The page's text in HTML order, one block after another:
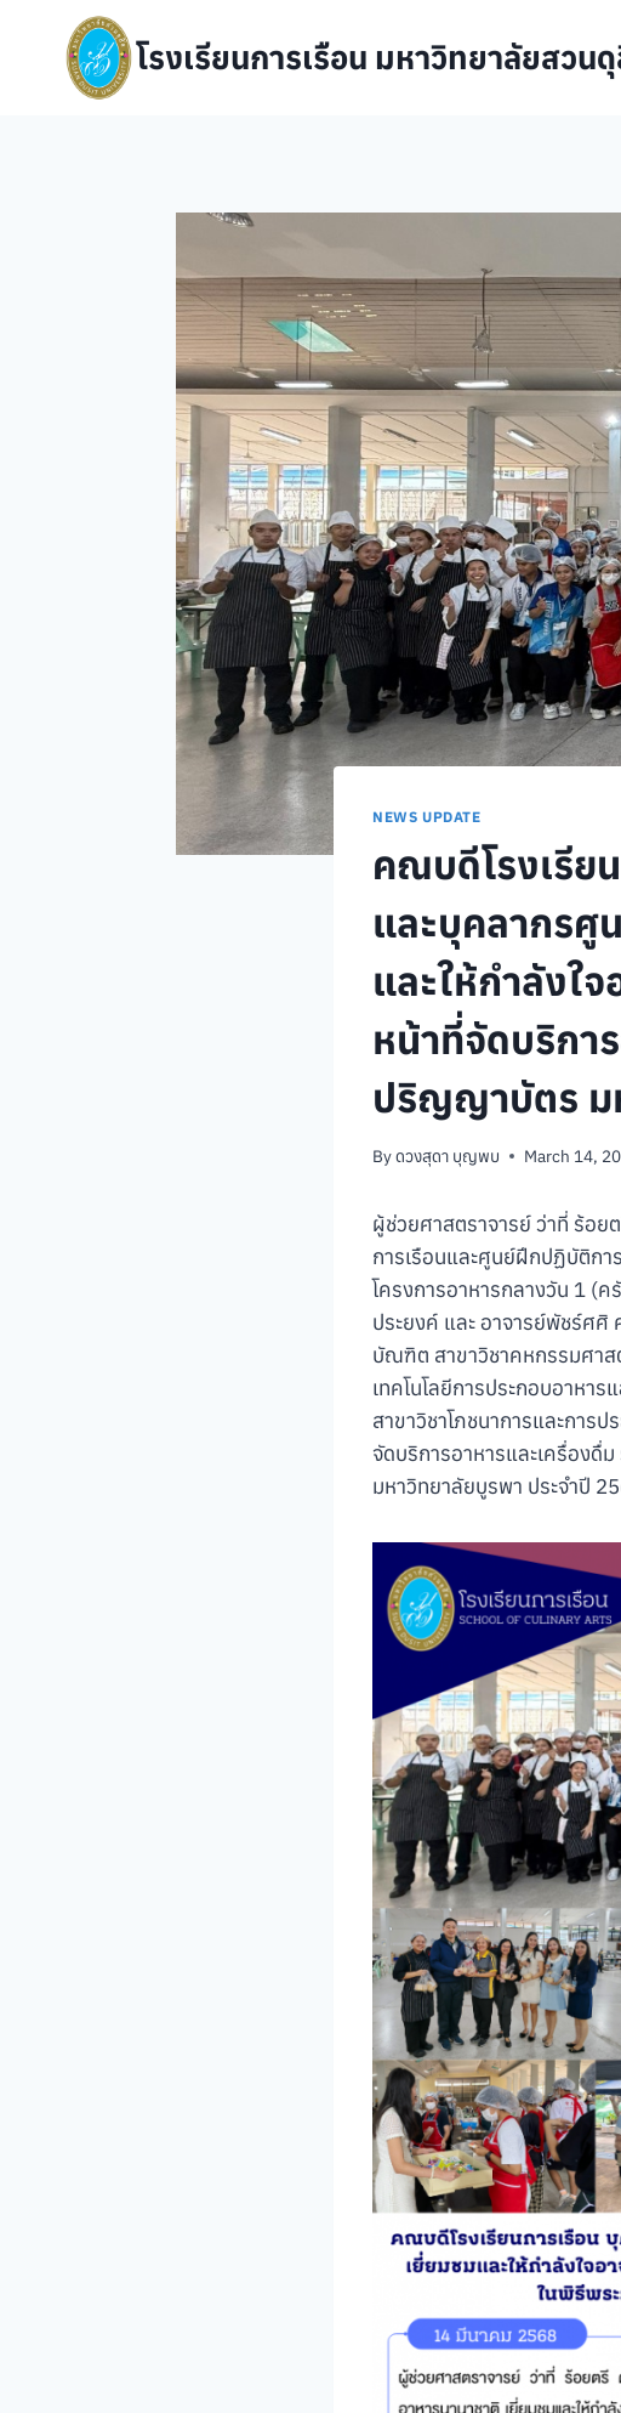
content
โรงเรียนการเรือน มหาวิทยาลัยสวน
NEWS UPDATE
คณบดีโรงเรีย
และบุคลากรศู
และให้กำลังใ
หน้าที่จัดบริกา
ปริญญาบัตร ม
Byดวงสุดา บุญพบ March 14,
ผู้ช่วยศาสตราจารย์ ว่าที่ ร้อย
การเรือนและศูนย์ฝึกปฏิบัติกา
โครงการอาหารกลางวัน 1 (
ประยงค์ และ อาจารย์พัชร์ศ
บัณฑิต สาขาวิชาคหกรรมศา
เทคโนโลยีการประกอบอาห
สาขาวิชาโภชนาการและการ
จัดบริการอาหารและเครื่อง
มหาวิทยาลัยบูรพา ประจำปี